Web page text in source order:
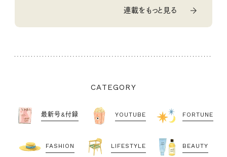
連載をもっと見る
CATEGORY
最新号&付録 YOUTUBE FORTUNE
FASHION LIFESTYLE BEAUTY